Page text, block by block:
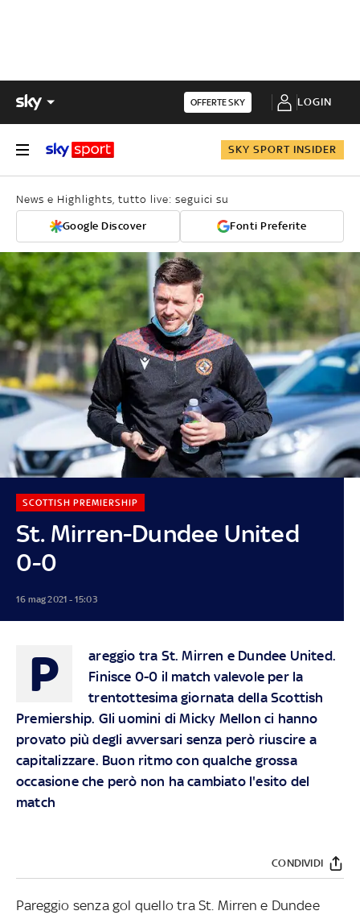
OFFERTE SKY LOGIN
SKY SPORT INSIDER
News e Highlights, tutto live: seguici su
Google Discover Fonti Preferite
St. Mirren-Dundee United
0-0
SCOTTISH PREMIERSHIP
16 mag 2021 - 15:03
P
areggio tra St. Mirren e Dundee United.
Finisce 0-0 il match valevole per la
trentottesima giornata della Scottish
Premiership. Gli uomini di Micky Mellon ci hanno
provato più degli avversari senza però riuscire a
capitalizzare. Buon ritmo con qualche grossa
occasione che però non ha cambiato l'esito del
match
CONDIVIDI
Pareggio senza gol quello tra St. Mirren e Dundee